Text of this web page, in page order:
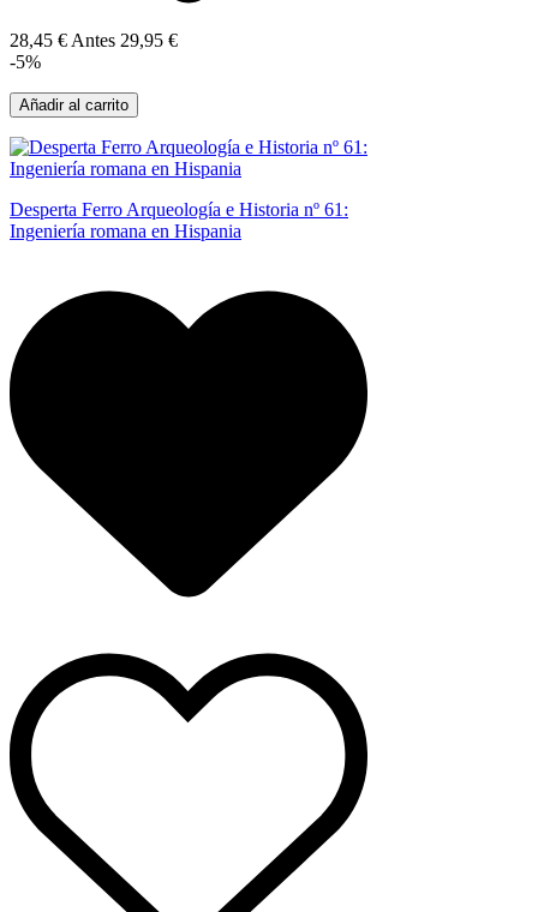
28,45 €Antes 29,95 €
-5%
Añadir al carrito
Desperta Ferro Arqueología e Historia nº 61:
Ingeniería romana en Hispania